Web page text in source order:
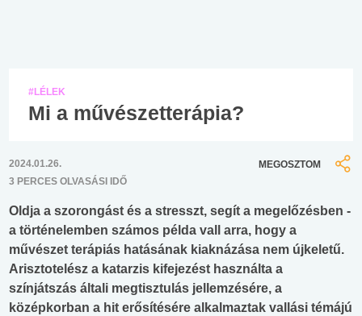
#LÉLEK
Mi a művészetterápia?
2024.01.26.
3 PERCES OLVASÁSI IDŐ
MEGOSZTOM
Oldja a szorongást és a stresszt, segít a megelőzésben -
a történelemben számos példa vall arra, hogy a
művészet terápiás hatásának kiaknázása nem újkeletű.
Arisztotelész a katarzis kifejezést használta a
színjátszás általi megtisztulás jellemzésére, a
középkorban a hit erősítésére alkalmaztak vallási témájú